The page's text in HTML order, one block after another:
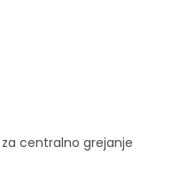
centralno grejanje